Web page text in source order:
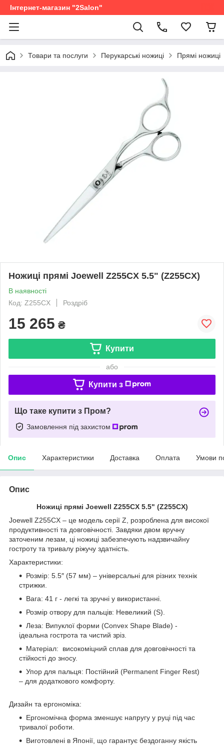
Інтернет-магазин "2Salon"
Товари та послуги Перукарські ножиці Прямі ножиці
Ножиці прямі Joewell Z255CX 5.5" (Z255CX)
В наявності
Код: Z255CX
Роздріб
15 265 ₴
Купити
або
Купити з
Що таке купити з Пром?
Замовлення під захистом
Опис Характеристики Доставка Оплата Умови
Опис
Ножиці прямі Joewell Z255CX 5.5" (Z255CX)
Joewell Z255CX – це модель серії Z, розроблена для високої
продуктивності та довговічності. Завдяки двом вручну
заточеним лезам, ці ножиці забезпечують надзвичайну
гостроту та тривалу ріжучу здатність.
Характеристики:
Розмір: 5.5″ (57 мм) – універсальні для різних технік
стрижки.
Вага: 41 г - легкі та зручні у використанні.
Розмір отвору для пальців: Невеликий (S).
Леза: Випуклої форми (Convex Shape Blade) -
ідеальна гострота та чистий зріз.
Матеріал: високоміцний сплав для довговічності та
стійкості до зносу.
Упор для пальця: Постійний (Permanent Finger Rest)
– для додаткового комфорту.
Дизайн та ергономіка:
Ергономічна форма зменшує напругу у руці під час
тривалої роботи.
Виготовлені в Японії, що гарантує бездоганну якість